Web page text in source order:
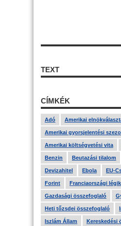
TEXT
CÍMKÉK
Adó Amerikai
Amerikai gyorsjelentési
Amerikai költségvetési vita
Benzin Beutazási tilalom
Devizahitel Ebola EU-
Forint Franciaországi
Gazdasági összefoglaló
Heti tőzsdei összefoglaló
Iszlám Állam Kereskedési